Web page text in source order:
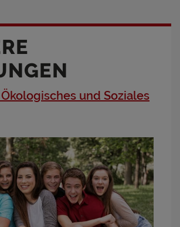
und Soziales